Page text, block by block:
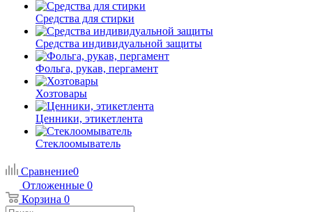
Средства для стирки
Средства индивидуальной защиты
Фольга, рукав, пергамент
Хозтовары
Ценники, этикетлента
Стеклоомыватель
Сравнение0
Отложенные 0
Корзина 0